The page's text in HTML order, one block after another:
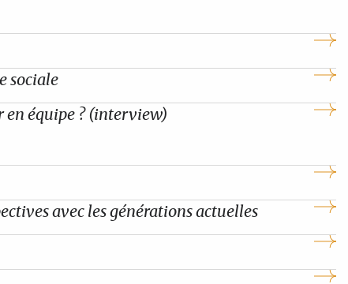
sociale
équipe ? (interview)
avec les générations actuelles